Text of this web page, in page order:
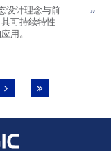
设计理念与前
可持续特性
用。